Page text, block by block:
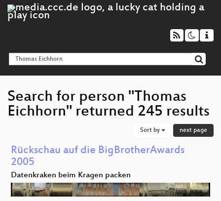
Search for person "Thomas
Eichhorn" returned 245 results
Sort by next page
Rückschau auf die BigBrotherAwards
2005
Datenkraken beim Kragen packen